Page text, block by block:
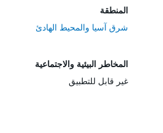
المنطقة
شرق آسيا والمحيط الهادئ
المخاطر البيئية والاجتماعية
غير قابل للتطبيق